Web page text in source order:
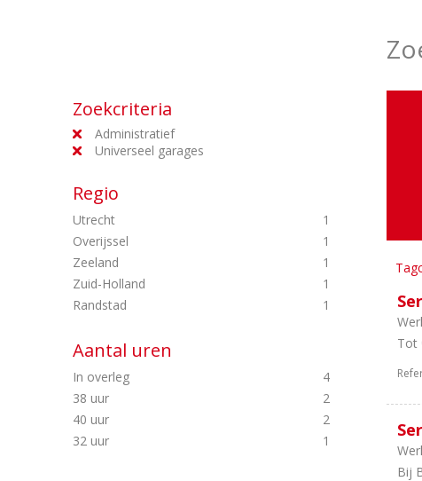
Zoekcriteria
Administratief
Universeel garages
Regio
Utrecht
1
Overijssel
1
Zeeland
1
Zuid-Holland
1
Randstad
1
Aantal uren
In overleg
4
38 uur
2
40 uur
2
32 uur
1
Tot
Bij